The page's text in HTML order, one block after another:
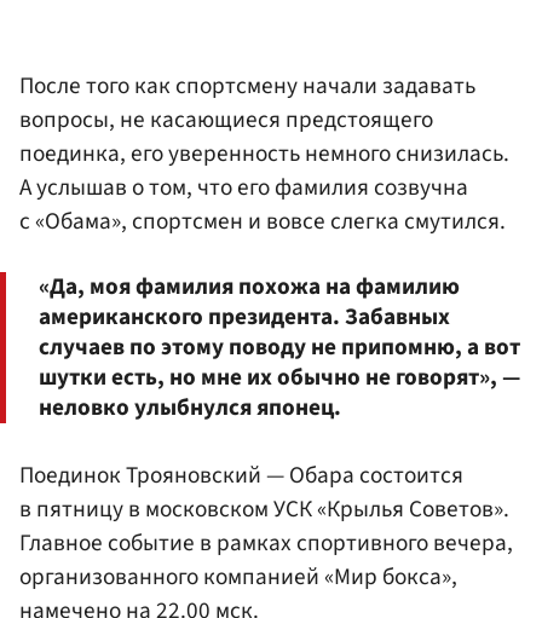
После того как спортсмену начали задавать
вопросы, не касающиеся предстоящего
поединка, его уверенность немного снизилась.
А услышав о том, что его фамилия созвучна
с «Обама», спортсмен и вовсе слегка смутился.
«Да, моя фамилия похожа на фамилию
американского президента. Забавных
случаев по этому поводу не припомню, а вот
шутки есть, но мне их обычно не говорят», —
неловко улыбнулся японец.
Поединок Трояновский — Обара состоится
в пятницу в московском УСК «Крылья Советов».
Главное событие в рамках спортивного вечера,
организованного компанией «Мир бокса»,
намечено на 22.00 мск.